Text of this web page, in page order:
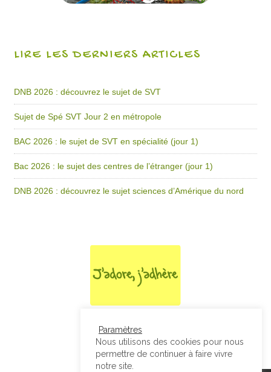
LIRE LES DERNIERS ARTICLES
DNB 2026 : découvrez le sujet de SVT
Sujet de Spé SVT Jour 2 en métropole
BAC 2026 : le sujet de SVT en spécialité (jour 1)
Bac 2026 : le sujet des centres de l’étranger (jour 1)
DNB 2026 : découvrez le sujet sciences d’Amérique du nord
Paramètres
Nous utilisons des cookies pour nous
permettre de continuer à faire vivre
notre site.